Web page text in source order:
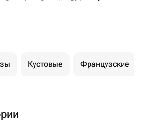
Кустовые Французские